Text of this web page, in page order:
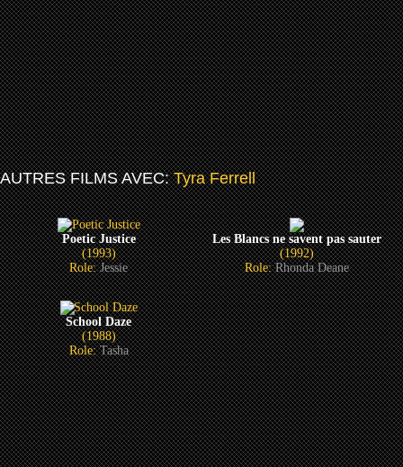
AUTRES FILMS AVEC:Tyra Ferrell
Poetic Justice
(1993)
Role:Jessie
Les Blancs ne savent pas sauter
(1992)
Role:Rhonda Deane
School Daze
(1988)
Role:Tasha